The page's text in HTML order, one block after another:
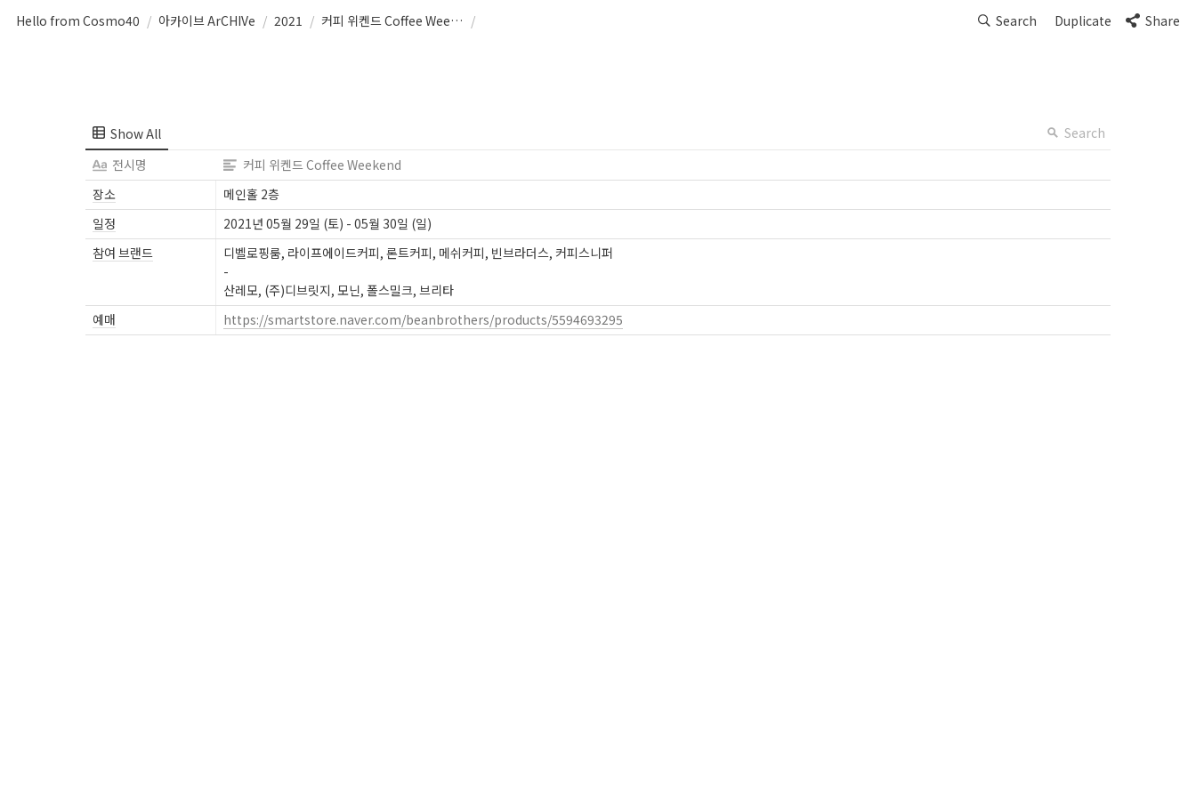
Hello from Cosmo40 / 아카이브 ArCHIVe / 2021 / 커피 위켄드 Coffee Weekend / Search Duplicate Share
Show All
Search
전시명
커피 위켄드 Coffee Weekend
장소
메인홀 2층
일정
2021년 05월 29일 (토) - 05월 30일 (일)
참여 브랜드
디벨로핑룸, 라이프에이드커피, 론트커피, 메쉬커피, 빈브라더스, 커피스니퍼
-
산레모, (주)디브릿지, 모닌, 폴스밀크, 브리타
예매
https://smartstore.naver.com/beanbrothers/products/5594693295